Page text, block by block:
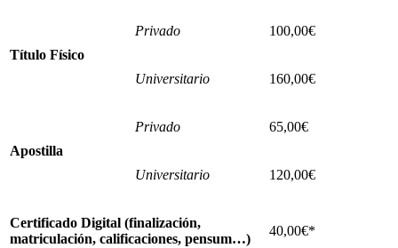
Título Físico
Privado 100,00€
Universitario 160,00€
Apostilla
Privado 65,00€
Universitario 120,00€
Certificado Digital (finalización,
matriculación, calificaciones, pensum…)
40,00€*